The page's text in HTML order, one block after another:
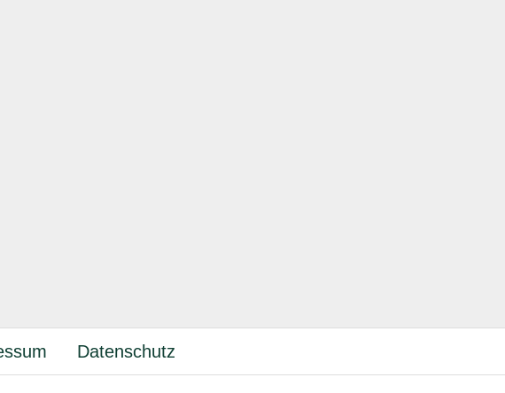
Datenschutz